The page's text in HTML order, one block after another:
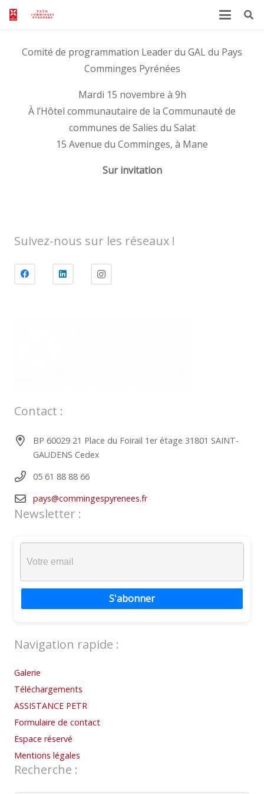
Comité de programmation Leader du GAL du Pays
Comminges Pyrénées
Mardi 15 novembre à 9h
À l’Hôtel communautaire de la Communauté de
communes de Salies du Salat
15 Avenue du Comminges, à Mane
Sur invitation
Suivez-nous sur les réseaux !
Contact :
BP 60029 21 Place du Foirail 1er étage 31801 SAINT-
GAUDENS Cedex
05 61 88 88 66
pays@commingespyrenees.fr
Newsletter :
S'abonner
Navigation rapide :
Galerie
Téléchargements
ASSISTANCE PETR
Formulaire de contact
Espace réservé
Mentions légales
Recherche :